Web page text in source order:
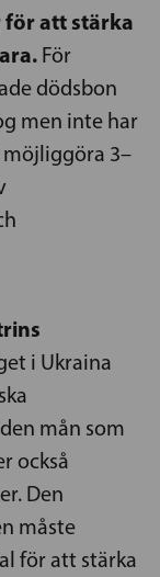
att stärka
För
dödsbon
men inte har
möjliggöra 3–
i Ukraina
mån som
också
Den
måste
för att stärka